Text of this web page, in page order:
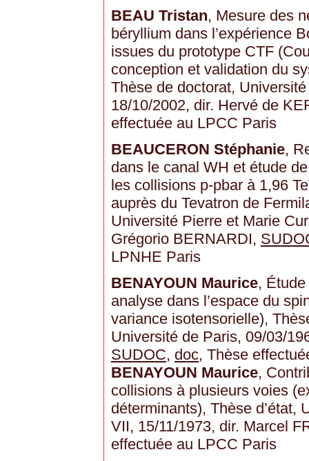
BEAU Tristan, Mesure des
béryllium dans l’expérience
issues du prototype CTF
conception et validation du
Thèse de doctorat,
18/10/2002, dir. Hervé de
effectuée au LPCC Paris
BEAUCERON Stéphanie,
dans le canal WH et étude
les collisions p-pbar à 1,96
auprès du Tevatron de
Université Pierre et Marie
Grégorio BERNARDI,
LPNHE Paris
BENAYOUN Maurice,
analyse dans l’espace du
variance isotensorielle),
Université de Paris, 09/03/
SUDOC, doc, Thèse
BENAYOUN Maurice,
collisions à plusieurs voies
déterminants), Thèse d’état,
VII, 15/11/1973, dir. Marcel
effectuée au LPCC Paris